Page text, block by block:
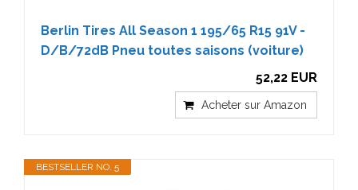
Berlin Tires All Season 1 195/65 R15 91V -
D/B/72dB Pneu toutes saisons (voiture)
52,22 EUR
Acheter sur Amazon
BESTSELLER NO. 5